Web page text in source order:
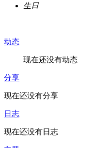
生日
动态
现在还没有动态
分享
现在还没有分享
日志
现在还没有日志